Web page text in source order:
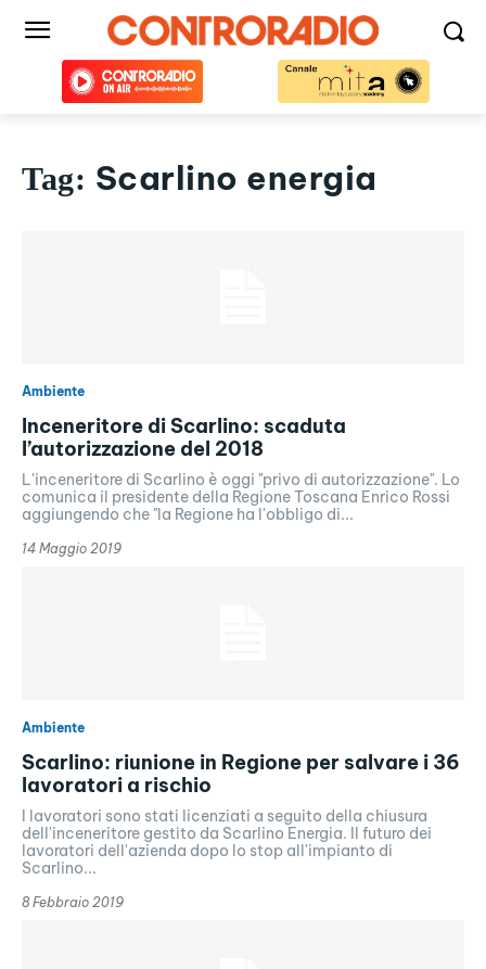
Tag: Scarlino energia
Ambiente
Inceneritore di Scarlino: scaduta
l’autorizzazione del 2018
L'inceneritore di Scarlino è oggi "privo di autorizzazione". Lo
comunica il presidente della Regione Toscana Enrico Rossi
aggiungendo che "la Regione ha l'obbligo di...
14 Maggio 2019
Ambiente
Scarlino: riunione in Regione per salvare i 36
lavoratori a rischio
I lavoratori sono stati licenziati a seguito della chiusura
dell'inceneritore gestito da Scarlino Energia. Il futuro dei
lavoratori dell'azienda dopo lo stop all'impianto di
Scarlino...
8 Febbraio 2019